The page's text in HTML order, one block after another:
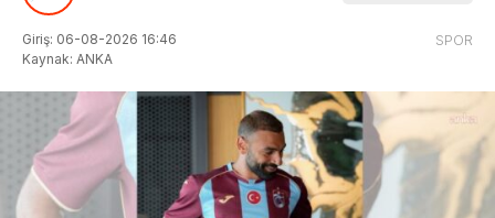
Giriş: 06-08-2026 16:46
Kaynak: ANKA
SPOR